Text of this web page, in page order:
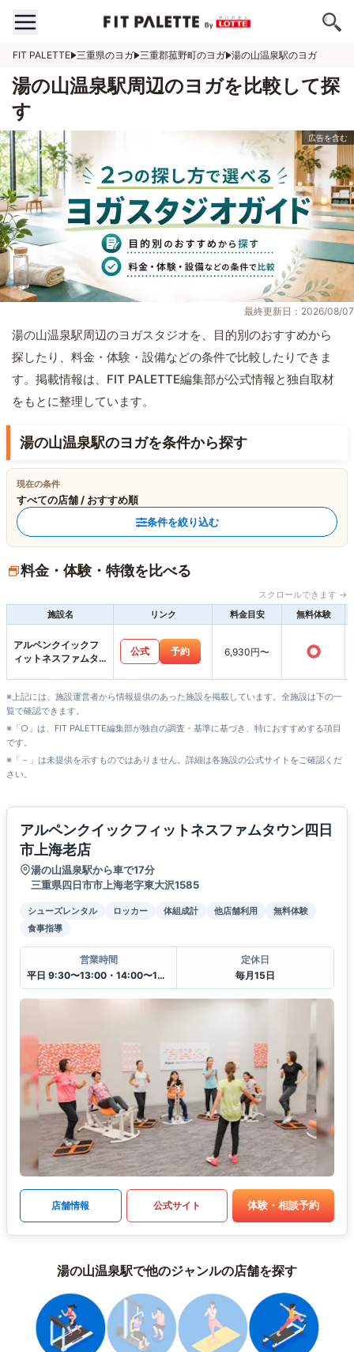
FIT PALETTE 三重県のヨガ 三重郡菰野町のヨガ 湯の山温泉駅のヨガ
湯の山温泉駅周辺のヨガを比較して探
す
最終更新日：2026/08/07
湯の山温泉駅周辺のヨガスタジオを、目的別のおすすめから
探したり、料金・体験・設備などの条件で比較したりできま
す。掲載情報は、FIT PALETTE編集部が公式情報と独自取材
をもとに整理しています。
湯の山温泉駅のヨガを条件から探す
現在の条件
すべての店舗 / おすすめ順
条件を絞り込む
料金・体験・特徴を比べる
スクロールできます →
施設名
リンク 料金目安 無料体験
アルペンクイックフ
ィットネスファムタ
公式 予約 6,930円〜 ○
※上記には、施設運営者から情報提供のあった施設を掲載しています。全施設は下の一
覧で確認できます。
※「○」は、FIT PALETTE編集部が独自の調査・基準に基づき、特におすすめする項目
です。
※「－」は未提供を示すものではありません。詳細は各施設の公式サイトをご確認くだ
さい。
アルペンクイックフィットネスファムタウン四日
市上海老店
湯の山温泉駅から車で17分
三重県四日市市上海老字東大沢1585
シューズレンタル ロッカー 体組成計 他店舗利用
無料体験
食事指導
営業時間
平日 9:30〜13:00・14:00〜19:30
定休日
毎月15日
店舗情報 公式サイト 体験・相談予約
湯の山温泉駅で他のジャンルの店舗を探す